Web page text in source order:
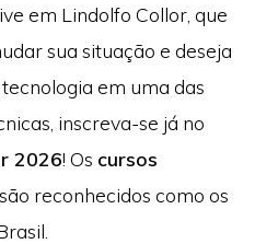
em Lindolfo Collor, que
sua situação e deseja
em uma das
inscreva-se já no
2026! Os cursos
são reconhecidos como os